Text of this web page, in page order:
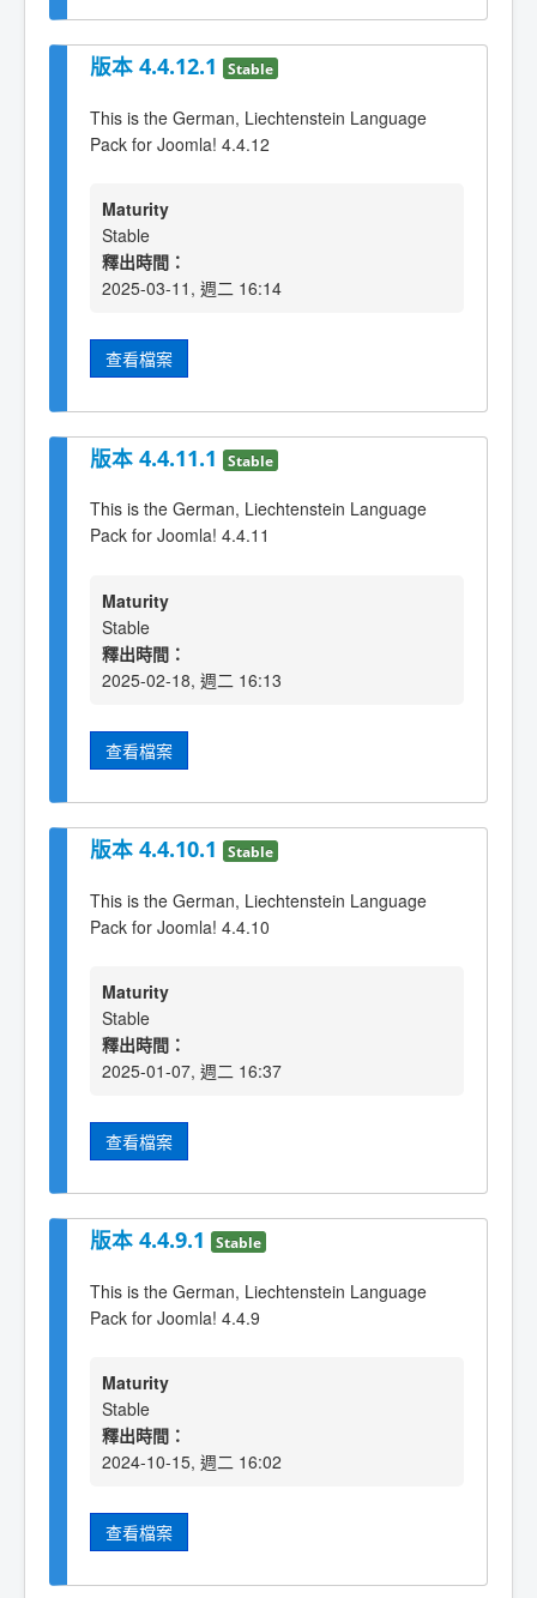
版本 4.4.12.1 Stable
This is the German, Liechtenstein Language
Pack for Joomla! 4.4.12
Maturity
Stable
釋出時間：
2025-03-11, 週二 16:14
查看檔案
版本 4.4.11.1 Stable
This is the German, Liechtenstein Language
Pack for Joomla! 4.4.11
Maturity
Stable
釋出時間：
2025-02-18, 週二 16:13
查看檔案
版本 4.4.10.1 Stable
This is the German, Liechtenstein Language
Pack for Joomla! 4.4.10
Maturity
Stable
釋出時間：
2025-01-07, 週二 16:37
查看檔案
版本 4.4.9.1 Stable
This is the German, Liechtenstein Language
Pack for Joomla! 4.4.9
Maturity
Stable
釋出時間：
2024-10-15, 週二 16:02
查看檔案